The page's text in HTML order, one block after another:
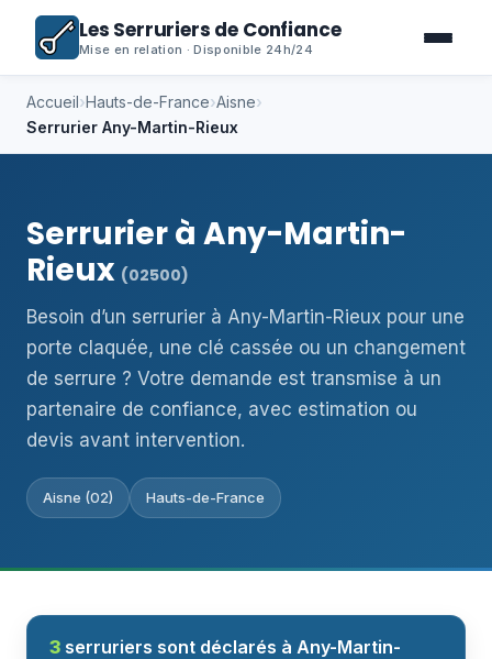
Les Serruriers de Confiance
Mise en relation · Disponible 24h/24
Accueil›Hauts-de-France›Aisne›
Serrurier Any-Martin-Rieux
Serrurier à Any-Martin-
Rieux (02500)
Besoin d’un serrurier à Any-Martin-Rieux pour une
porte claquée, une clé cassée ou un changement
de serrure ? Votre demande est transmise à un
partenaire de confiance, avec estimation ou
devis avant intervention.
Aisne (02) Hauts-de-France
3 serruriers sont déclarés à Any-Martin-